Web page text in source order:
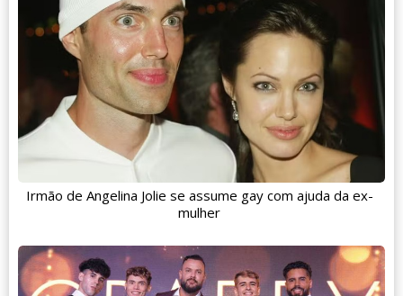
Irmão de Angelina Jolie se assume gay com ajuda da ex-
mulher